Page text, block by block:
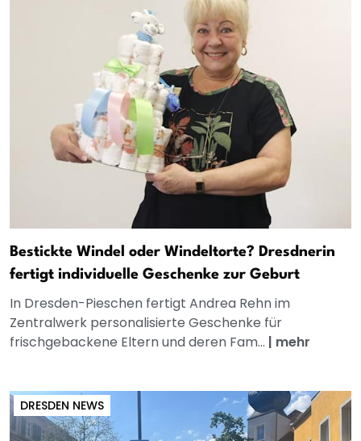
Bestickte Windel oder Windeltorte? Dresdnerin
fertigt individuelle Geschenke zur Geburt
In Dresden-Pieschen fertigt Andrea Rehn im
Zentralwerk personalisierte Geschenke für
frischgebackene Eltern und deren Fam... | mehr
DRESDEN NEWS